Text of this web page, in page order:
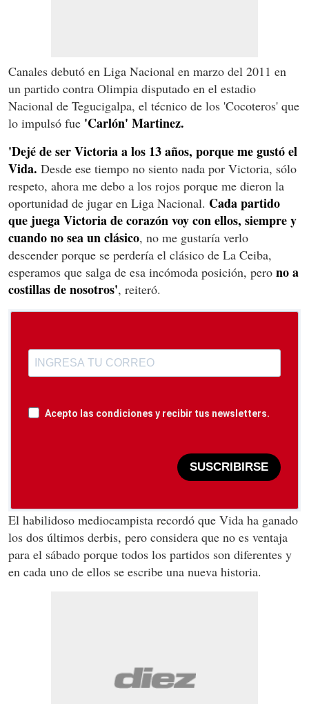
Canales debutó en Liga Nacional en marzo del 2011 en
un partido contra Olimpia disputado en el estadio
Nacional de Tegucigalpa, el técnico de los 'Cocoteros' que
lo impulsó fue 'Carlón' Martinez.
'Dejé de ser Victoria a los 13 años, porque me gustó el
Vida. Desde ese tiempo no siento nada por Victoria, sólo
respeto, ahora me debo a los rojos porque me dieron la
oportunidad de jugar en Liga Nacional. Cada partido
que juega Victoria de corazón voy con ellos, siempre y
cuando no sea un clásico, no me gustaría verlo
descender porque se perdería el clásico de La Ceiba,
esperamos que salga de esa incómoda posición, pero no a
costillas de nosotros', reiteró.
Acepto las condiciones y recibir tus newsletters.
SUSCRIBIRSE
El habilidoso mediocampista recordó que Vida ha ganado
los dos últimos derbis, pero considera que no es ventaja
para el sábado porque todos los partidos son diferentes y
en cada uno de ellos se escribe una nueva historia.